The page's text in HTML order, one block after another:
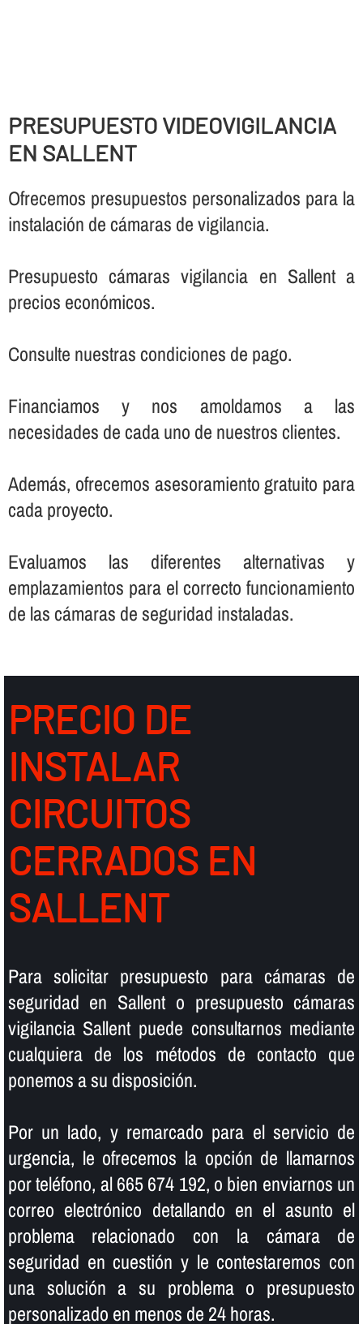
PRESUPUESTO VIDEOVIGILANCIA
EN SALLENT
Ofrecemos presupuestos personalizados para la
instalación de cámaras de vigilancia.
Presupuesto cámaras vigilancia en Sallent a
precios económicos.
Consulte nuestras condiciones de pago.
Financiamos y nos amoldamos a las
necesidades de cada uno de nuestros clientes.
Además, ofrecemos asesoramiento gratuito para
cada proyecto.
Evaluamos las diferentes alternativas y
emplazamientos para el correcto funcionamiento
de las cámaras de seguridad instaladas.
PRECIO DE
INSTALAR
CIRCUITOS
CERRADOS EN
SALLENT
Para solicitar presupuesto para cámaras de
seguridad en Sallent o presupuesto cámaras
vigilancia Sallent puede consultarnos mediante
cualquiera de los métodos de contacto que
ponemos a su disposición.
Por un lado, y remarcado para el servicio de
urgencia, le ofrecemos la opción de llamarnos
por teléfono, al 665 674 192, o bien enviarnos un
correo electrónico detallando en el asunto el
problema relacionado con la cámara de
seguridad en cuestión y le contestaremos con
una solución a su problema o presupuesto
personalizado en menos de 24 horas.